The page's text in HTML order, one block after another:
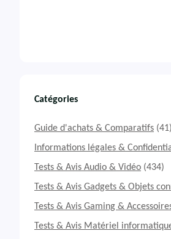
Catégories
Guide d'achats & Comparatifs (41)
Informations légales &
Tests & Avis Audio & Vidéo (434)
Tests & Avis Gadgets & Objets
Tests & Avis Gaming &
Tests & Avis Matériel